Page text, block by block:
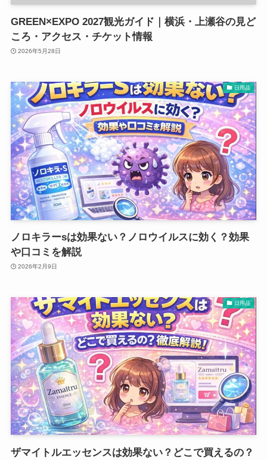
GREEN×EXPO 2027観光ガイド｜横浜・上瀬谷の見ど
ころ・アクセス・チケット情報
2026年5月28日
日用品
ノロキラーsは効果ない？ノロウイルスに効く？効果
や口コミを解説
2026年2月9日
日用品
ザマイトルエッセンスは効果ない？どこで買えるの？